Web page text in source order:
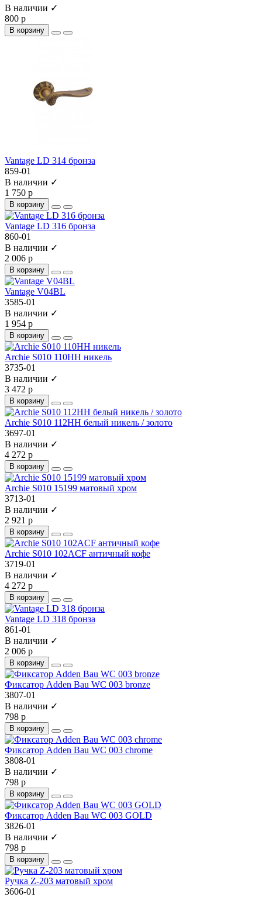
В наличии ✓
800 р
В корзину
Vantage LD 314 бронза
859-01
В наличии ✓
1 750 р
В корзину
Vantage LD 316 бронза
860-01
В наличии ✓
2 006 р
В корзину
Vantage V04BL
3585-01
В наличии ✓
1 954 р
В корзину
Archie S010 110HH никель
3735-01
В наличии ✓
3 472 р
В корзину
Archie S010 112HH белый никель / золото
3697-01
В наличии ✓
4 272 р
В корзину
Archie S010 15199 матовый хром
3713-01
В наличии ✓
2 921 р
В корзину
Archie S010 102ACF античный кофе
3719-01
В наличии ✓
4 272 р
В корзину
Vantage LD 318 бронза
861-01
В наличии ✓
2 006 р
В корзину
Фиксатор Adden Bau WC 003 bronze
3807-01
В наличии ✓
798 р
В корзину
Фиксатор Adden Bau WC 003 chrome
3808-01
В наличии ✓
798 р
В корзину
Фиксатор Adden Bau WC 003 GOLD
3826-01
В наличии ✓
798 р
В корзину
Ручка Z-203 матовый хром
3606-01